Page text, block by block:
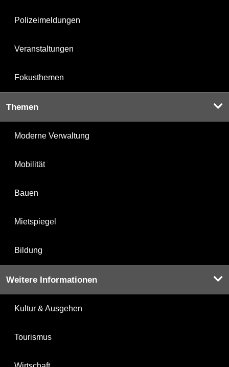
Polizeimeldungen
Veranstaltungen
Fokusthemen
Themen
Moderne Verwaltung
Mobilität
Bauen
Mietspiegel
Bildung
Weitere Informationen
Kultur & Ausgehen
Tourismus